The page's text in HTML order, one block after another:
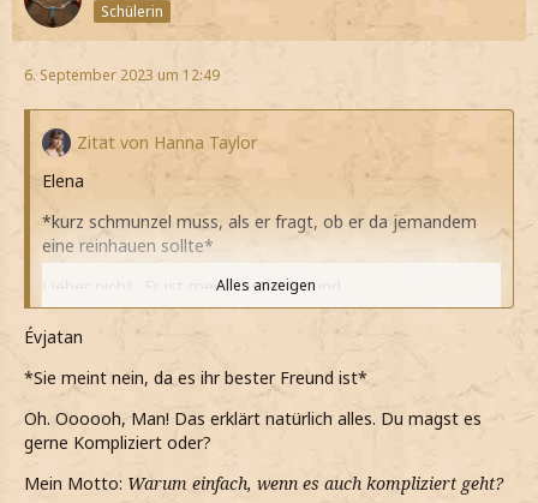
Schülerin
6. September 2023 um 12:49
Zitat von Hanna Taylor
Elena
*kurz schmunzel muss, als er fragt, ob er da jemandem
eine reinhauen sollte*
Lieber nicht...Er ist mein bester Freund
*darauf meine und ihn etwas hilflos anschaue*
Ich wünschte er wäre es...dann gäbe es wenigstens einen
Grund
*noch sage, als er fragt, ob das so ein Idiot ist*
*Owen das genaue Gegenteil von einem Idiot ist*
Alles anzeigen
Évjatan
*Sie meint nein, da es ihr bester Freund ist*
Oh. Oooooh, Man! Das erklärt natürlich alles. Du magst es
gerne Kompliziert oder?
Mein Motto: Warum einfach, wenn es auch kompliziert geht?